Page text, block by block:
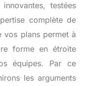
testées
complète de
vos plans permet à
forme en étroite
équipes. Par ce
les arguments